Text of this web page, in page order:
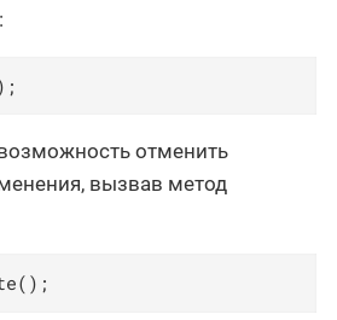
:
отменить
вызвав метод